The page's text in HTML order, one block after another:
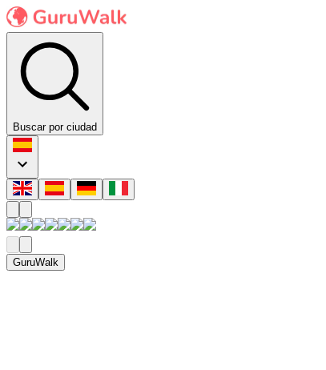
Buscar por ciudad
GuruWalk